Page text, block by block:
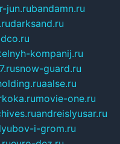
jun.rubandamn.ru
darksand.ru
kompanij.ru
snow-guard.ru
aalse.ru
movie-one.ru
andreislyusar.ru
i-grom.ru